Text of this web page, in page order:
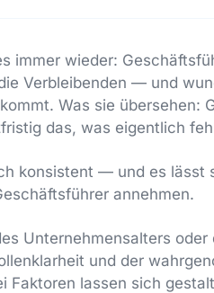
immer wieder:
Verbleibenden — und
Was sie übersehen:
das, was eigentlich
konsistent — und es lässt
annehmen.
Unternehmensalters oder
und der
lassen sich